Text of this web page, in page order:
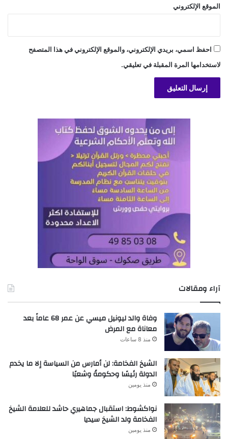
الموقع الإلكتروني
احفظ اسمي، بريدي الإلكتروني، والموقع الإلكتروني في هذا المتصفح
لاستخدامها المرة المقبلة في تعليقي.
آراء ومقالات
وفاة والد ليونيل ميسي عن عمر 68 عاماً بعد
معاناة مع المرض
منذ 8 ساعات
الشيخ الفخامة: لن أمارس من السياسة إلا ما يخدم
الدولة رئيسًا وحكومةً وشعبًا
منذ يومين
نواكشوط: استقبال جماهيري حاشد للعلامة الشيخ
الفخامة ولد الشيخ سيديا
منذ يومين